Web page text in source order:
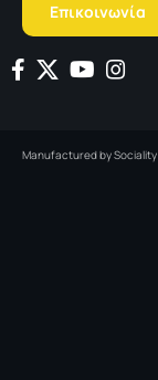
Επικοινωνία
Manufactured bySociality